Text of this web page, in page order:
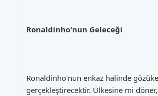
Ronaldinho'nun Geleceği
Ronaldinho'nun enkaz halinde
gerçekleştirecektir. Ülkesine mi